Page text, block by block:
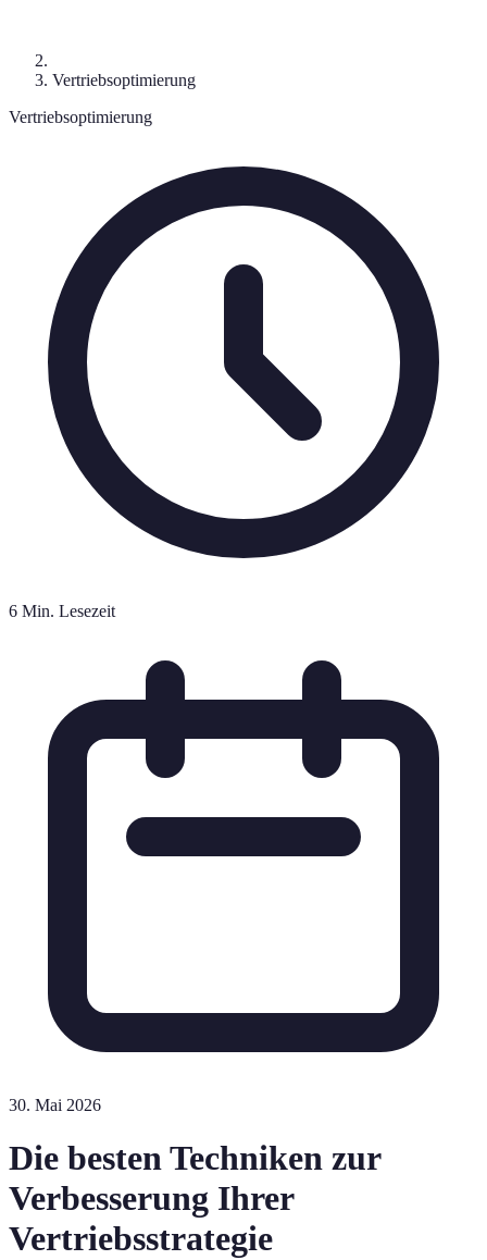
Vertriebsoptimierung
Vertriebsoptimierung
6 Min. Lesezeit
30. Mai 2026
Die besten Techniken zur
Verbesserung Ihrer
Vertriebsstrategie